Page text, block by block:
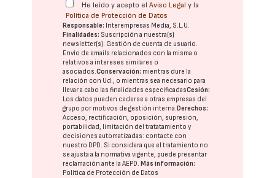
He leído y acepto elAviso Legal y la
Política de Protección de Datos
Responsable: Interempresas Media, S.L.U.
Finalidades: Suscripción a nuestra(s)
newsletter(s). Gestión de cuenta de usuario.
Envío de emails relacionados con la misma o
relativos a intereses similares o
asociados.Conservación: mientras dure la
relación con Ud., o mientras sea necesario para
llevar a cabo las finalidades especificadasCesión:
Los datos pueden cederse a otras empresas del
grupo por motivos de gestión interna. Derechos:
Acceso, rectificación, oposición, supresión,
portabilidad, limitación del tratatamiento y
decisiones automatizadas: contacte con
nuestro DPD. Si considera que el tratamiento no
se ajusta a la normativa vigente, puede presentar
reclamación ante laAEPD. Más información:
Política de Protección de Datos